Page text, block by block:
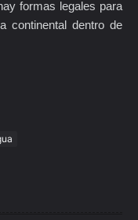
formas legales para
continental dentro de